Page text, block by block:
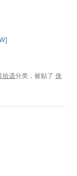
拾遗分类，被贴了 侏